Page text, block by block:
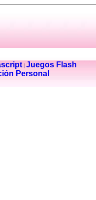
| Juegos Flash
Personal